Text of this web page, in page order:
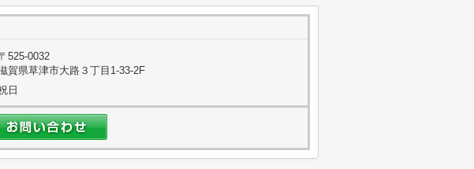
525-0032
賀県草津市大路３丁目1-33-2F
日